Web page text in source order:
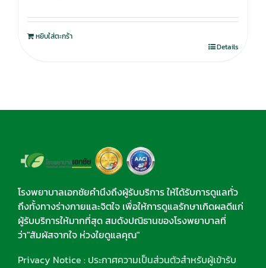
หยิบใส่ตะกร้า
Details
โรงพยาบาลเอกชัยคำนึงถึงผู้รับบริการ ให้ได้รับการดูแลทั่ว
ถึงทั้งทางร่างกายและจิตใจ เพื่อให้การดูแลรักษาเกิดผลดีแก่
ผู้รับบริการให้มากที่สุด สมดังปณิธานของโรงพยาบาลที่
ว่า"สัมผัสจากใจ ห่วงใยดูแลคุณ"
Privacy Notice : ประกาศความเป็นส่วนตัวสำหรับผู้เข้ารับ